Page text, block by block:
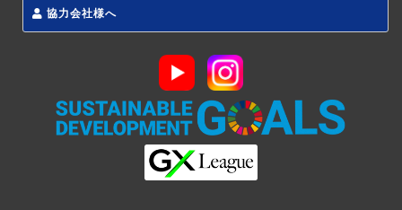
協力会社様へ